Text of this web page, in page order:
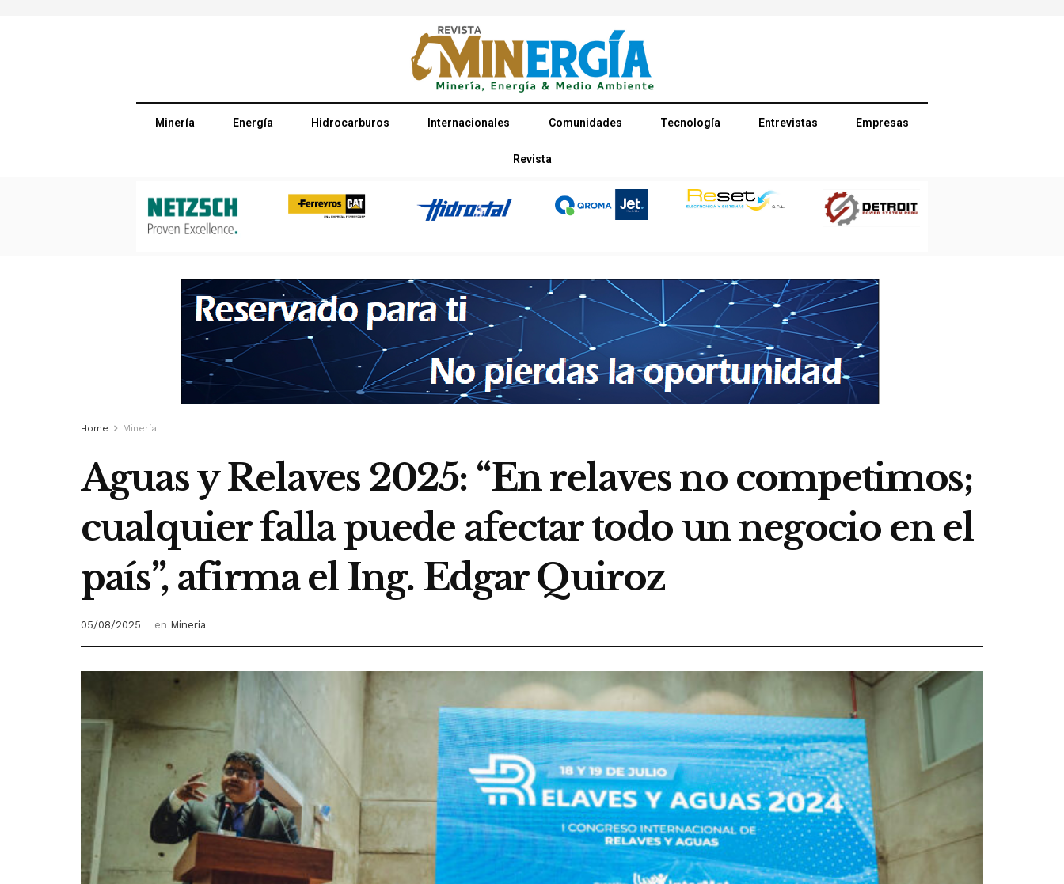
Minería Energía Hidrocarburos Internacionales Comunidades Tecnología Entrevistas Empresas
Revista
Home Minería
Aguas y Relaves 2025: “En relaves no competimos;
cualquier falla puede afectar todo un negocio en el
país”, afirma el Ing. Edgar Quiroz
05/08/2025 en Minería